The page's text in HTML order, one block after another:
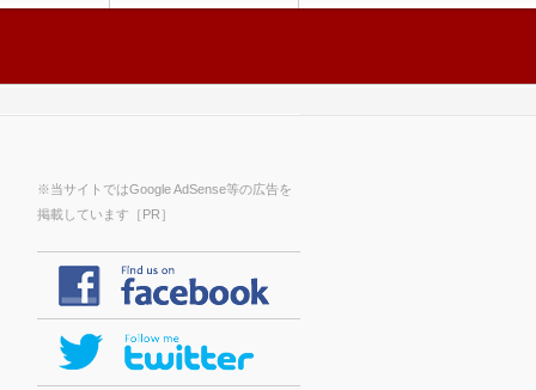
※当サイトではGoogle AdSense等の広告を
掲載しています［PR］